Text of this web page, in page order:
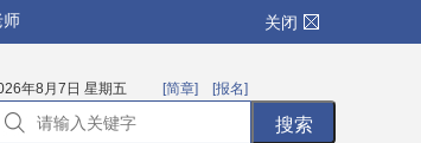
师 关闭
年8月7日 星期五 [简章] [报名]